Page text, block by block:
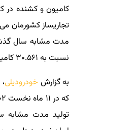
نسبت به ۳۰.۵۶۱ کامیونت، کامیون و کشنده تولید شده در ۱۱ ماه نخست ۱۴۰۱ را نشان می‌دهد.
به گزارش خودرودیلی